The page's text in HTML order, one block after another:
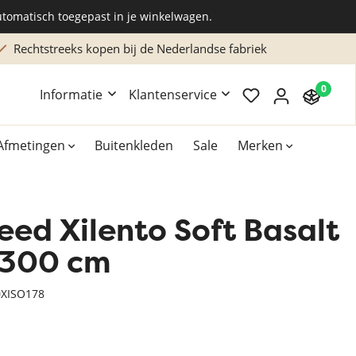
toegepast in je winkelwagen.
bij de Nederlandse fabriek Maatwerk of
Informatie Klantenservice 0
Buitenkleden Sale Merken
Overig
Accessoires
Xilento Soft Basalt
cm